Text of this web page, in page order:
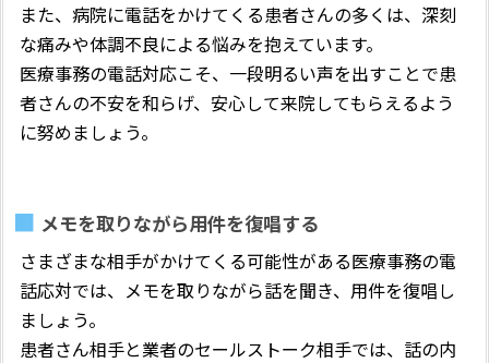
また、病院に電話をかけてくる患者さんの多くは、深刻
な痛みや体調不良による悩みを抱えています。
医療事務の電話対応こそ、一段明るい声を出すことで患
者さんの不安を和らげ、安心して来院してもらえるよう
に努めましょう。
メモを取りながら用件を復唱する
さまざまな相手がかけてくる可能性がある医療事務の電
話応対では、メモを取りながら話を聞き、用件を復唱し
ましょう。
患者さん相手と業者のセールストーク相手では、話の内